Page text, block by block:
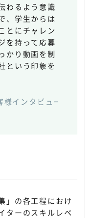
わるよう意識
、学生からは
とにチャレン
を持って応募
かり動画を制
という印象を
インタビュー
」の各工程におけ
ターのスキルレベ